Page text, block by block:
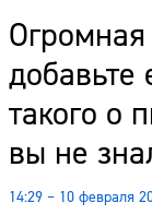
такого о
вы не
14:29 – 10 февраля
Наши
Погода